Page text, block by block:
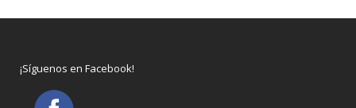
¡Síguenos en Facebook!